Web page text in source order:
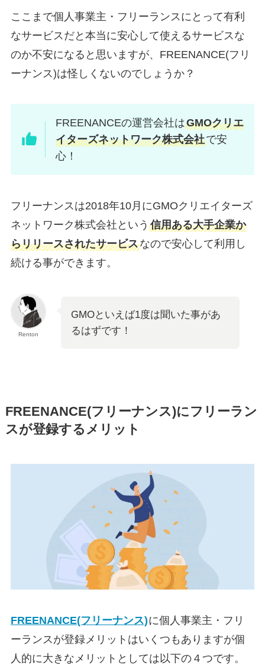
ここまで個人事業主・フリーランスにとって有利
なサービスだと本当に安心して使えるサービスな
のか不安になると思いますが、FREENANCE(フリ
ーナンス)は怪しくないのでしょうか？
FREENANCEの運営会社はGMOクリエ
イターズネットワーク株式会社で安
心！
フリーナンスは2018年10月にGMOクリエイターズ
ネットワーク株式会社という 信用ある大手企業か
らリリースされたサービスなので安心して利用し
続ける事ができます。
Renton
GMOといえば1度は聞いた事があ
るはずです！
FREENANCE(フリーナンス)にフリーラン
スが登録するメリット
FREENANCE(フリーナンス)に個人事業主・フリ
ーランスが登録メリットはいくつもありますが個
人的に大きなメリットとしては以下の４つです。